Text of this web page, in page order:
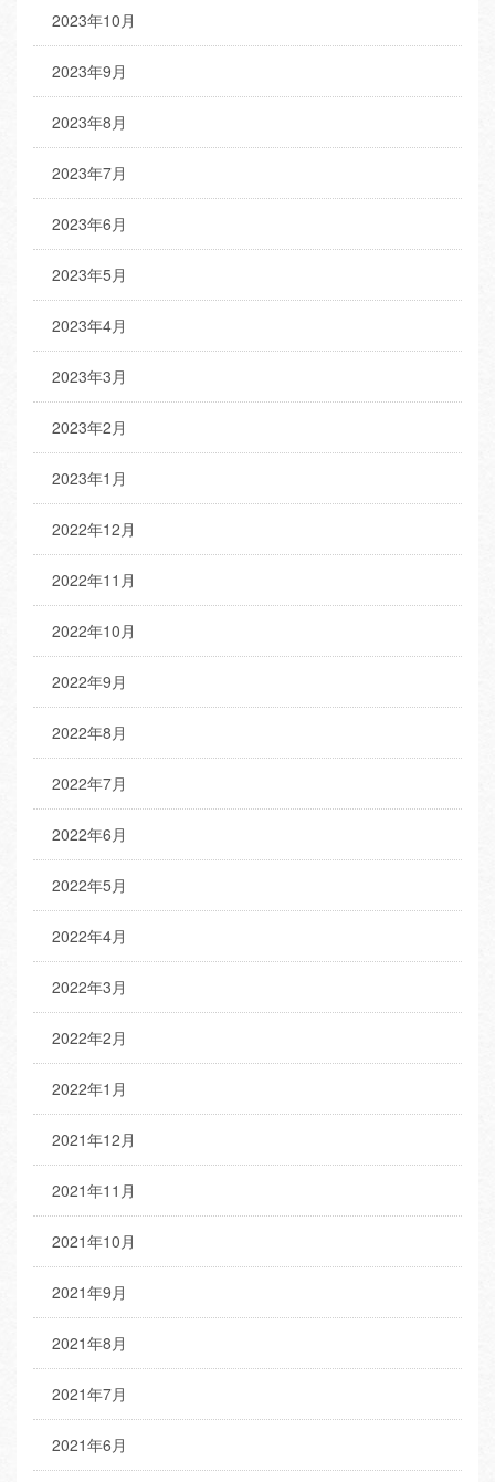
2023年10月
2023年9月
2023年8月
2023年7月
2023年6月
2023年5月
2023年4月
2023年3月
2023年2月
2023年1月
2022年12月
2022年11月
2022年10月
2022年9月
2022年8月
2022年7月
2022年6月
2022年5月
2022年4月
2022年3月
2022年2月
2022年1月
2021年12月
2021年11月
2021年10月
2021年9月
2021年8月
2021年7月
2021年6月